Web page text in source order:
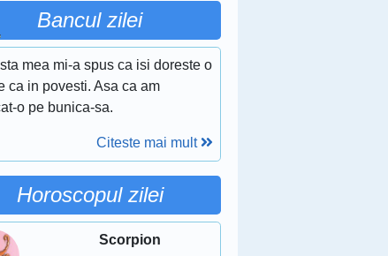
Bancul zilei
mea mi-a spus ca isi doreste o
ca in povesti. Asa ca am
o pe bunica-sa.
Citeste mai mult
Horoscopul zilei
Scorpion